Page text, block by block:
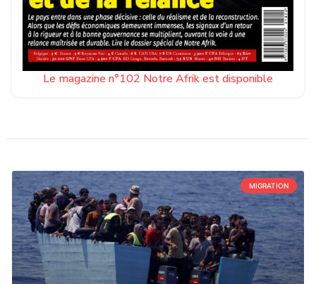
Le magazine n°102 Notre Afrik est disponible
MIGRATION